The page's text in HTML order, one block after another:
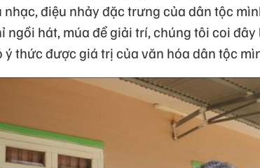
điệu nhảy đặc trưng của dân tộc
ngồi hát, múa để giải trí, chúng tôi coi
ý thức được giá trị của văn hóa dân tộc